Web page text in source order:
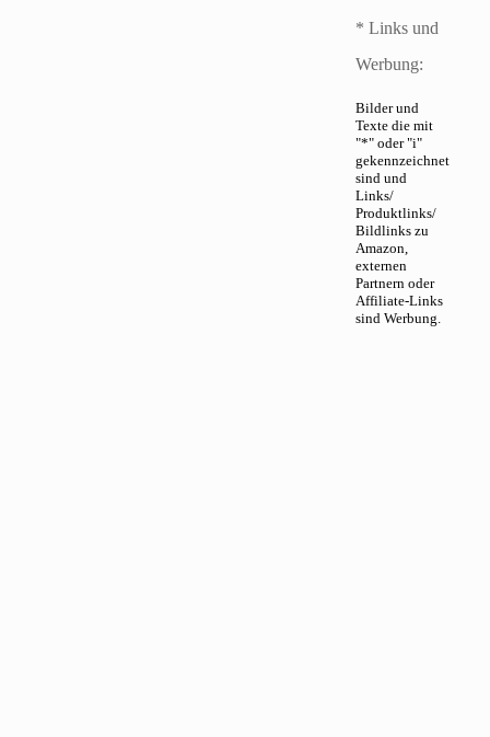
* Links und
Werbung:
Bilder und
Texte die mit
"*" oder "i"
gekennzeichnet
sind und
Links/
Produktlinks/
Bildlinks zu
Amazon,
externen
Partnern oder
Affiliate-Links
sind Werbung.